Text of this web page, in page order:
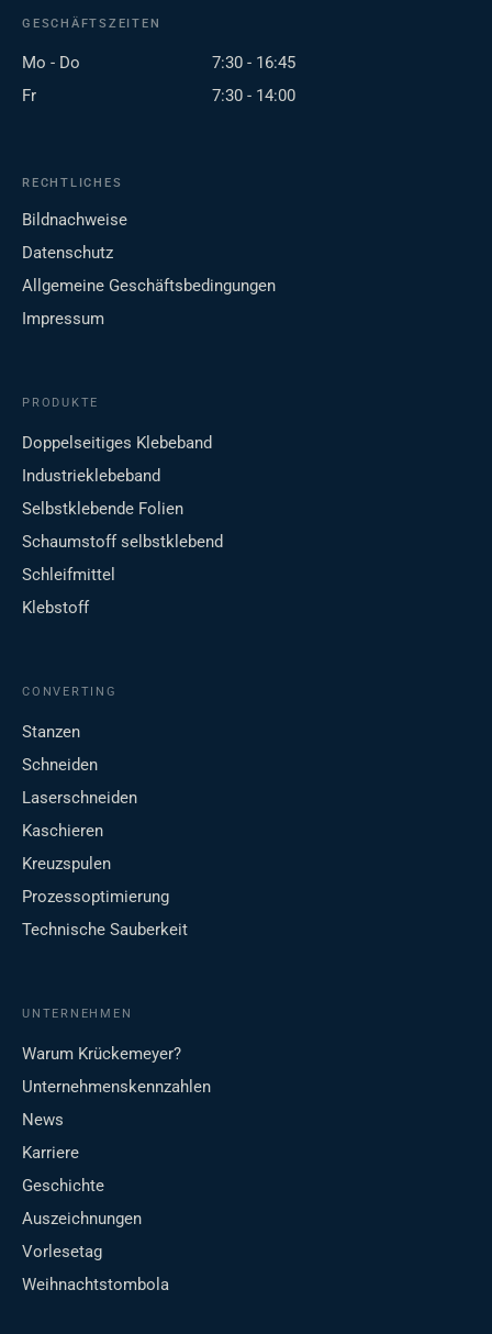
GESCHÄFTSZEITEN
Mo - Do
7:30 - 16:45
Fr
7:30 - 14:00
RECHTLICHES
Bildnachweise
Datenschutz
Allgemeine Geschäftsbedingungen
Impressum
PRODUKTE
Doppelseitiges Klebeband
Industrieklebeband
Selbstklebende Folien
Schaumstoff selbstklebend
Schleifmittel
Klebstoff
CONVERTING
Stanzen
Schneiden
Laserschneiden
Kaschieren
Kreuzspulen
Prozessoptimierung
Technische Sauberkeit
UNTERNEHMEN
Warum Krückemeyer?
Unternehmenskennzahlen
News
Karriere
Geschichte
Auszeichnungen
Vorlesetag
Weihnachtstombola